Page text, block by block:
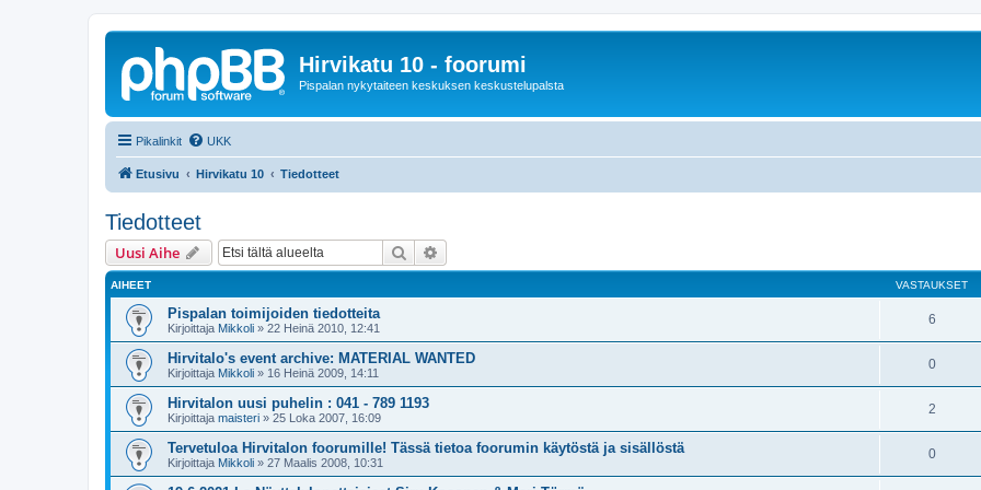
Hirvikatu 10 - foorumi
Pispalan nykytaiteen keskuksen keskustelupalsta
Pikalinkit UKK
Etusivu Hirvikatu 10 Tiedotteet
Tiedotteet
Uusi Aihe Etsi
AIHEET VASTAUKSET
Pispalan toimijoiden tiedotteita
Kirjoittaja Mikkoli » 22 Heinä 2010, 12:41
6
Hirvitalo's event archive: MATERIAL WANTED
Kirjoittaja Mikkoli » 16 Heinä 2009, 14:11
0
Hirvitalon uusi puhelin : 041 - 789 1193
Kirjoittaja maisteri » 25 Loka 2007, 16:09
2
Tervetuloa Hirvitalon foorumille! Tässä tietoa foorumin käytöstä ja sisällöstä
Kirjoittaja Mikkoli » 27 Maalis 2008, 10:31
0